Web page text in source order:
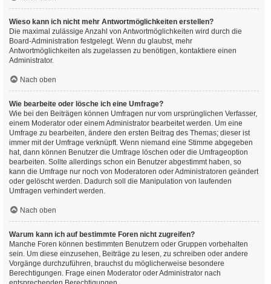
Wieso kann ich nicht mehr Antwortmöglichkeiten erstellen?
Die maximal zulässige Anzahl von Antwortmöglichkeiten wird durch die
Board-Administration festgelegt. Wenn du glaubst, mehr
Antwortmöglichkeiten als zugelassen zu benötigen, kontaktiere einen
Administrator.
Nach oben
Wie bearbeite oder lösche ich eine Umfrage?
Wie bei den Beiträgen können Umfragen nur vom ursprünglichen Verfasser,
einem Moderator oder einem Administrator bearbeitet werden. Um eine
Umfrage zu bearbeiten, ändere den ersten Beitrag des Themas; dieser ist
immer mit der Umfrage verknüpft. Wenn niemand eine Stimme abgegeben
hat, dann können Benutzer die Umfrage löschen oder die Umfrageoption
bearbeiten. Sollte allerdings schon ein Benutzer abgestimmt haben, so
kann die Umfrage nur noch von Moderatoren oder Administratoren geändert
oder gelöscht werden. Dadurch soll die Manipulation von laufenden
Umfragen verhindert werden.
Nach oben
Warum kann ich auf bestimmte Foren nicht zugreifen?
Manche Foren können bestimmten Benutzern oder Gruppen vorbehalten
sein. Um diese einzusehen, Beiträge zu lesen, zu schreiben oder andere
Vorgänge durchzuführen, brauchst du möglicherweise besondere
Berechtigungen. Frage einen Moderator oder Administrator nach